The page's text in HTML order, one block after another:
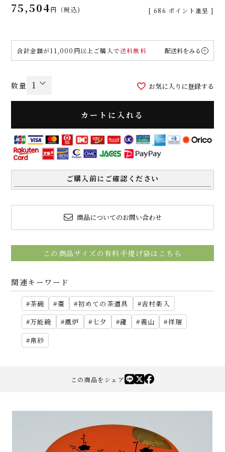
75,504 税込 [ 686 ポイント進呈 ]
合計金額が11,000円以上ご購入で送料無料 配送料をみる
お気に入りに登録する
カートに入れる
ご購入前にご確認ください
商品についてのお問い合わせ
この商品サイズの有料手提げ袋はこちら
関連キーワード
茶碗 棗 初めての茶道具
吉村楽入
万能碗
風炉 七夕 瀧 義山
祥瑞
帛紗
この商品をシェア